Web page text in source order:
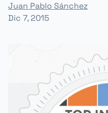
Juan Pablo Sánchez
Dic 7, 2015